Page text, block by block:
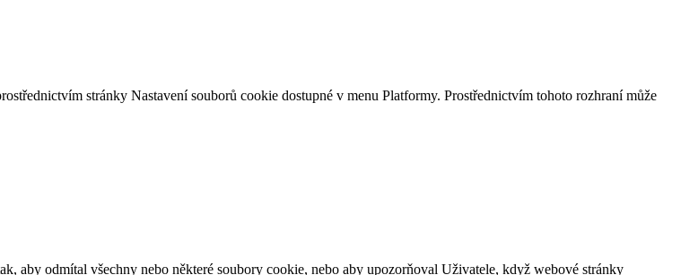
stránky Nastavení souborů cookie dostupné v menu Platformy. Prostřednictvím tohoto rozhraní může
aby odmítal všechny nebo některé soubory cookie, nebo aby upozorňoval Uživatele, když webové stránky